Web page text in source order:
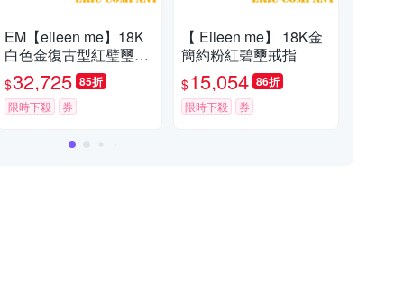
EM【eileen me】18K
白色金復古型紅璧璽鑽
戒
$32,725 85折
限時下殺 券
【 Eileen me】 18K金
簡約粉紅碧壐戒指
$15,054 86折
限時下殺 券